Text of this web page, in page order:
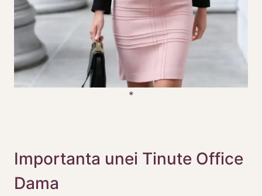
Importanta unei Tinute Office
Dama